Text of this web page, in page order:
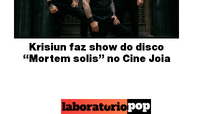
Krisiun faz show do disco
“Mortem solis” no Cine Joia